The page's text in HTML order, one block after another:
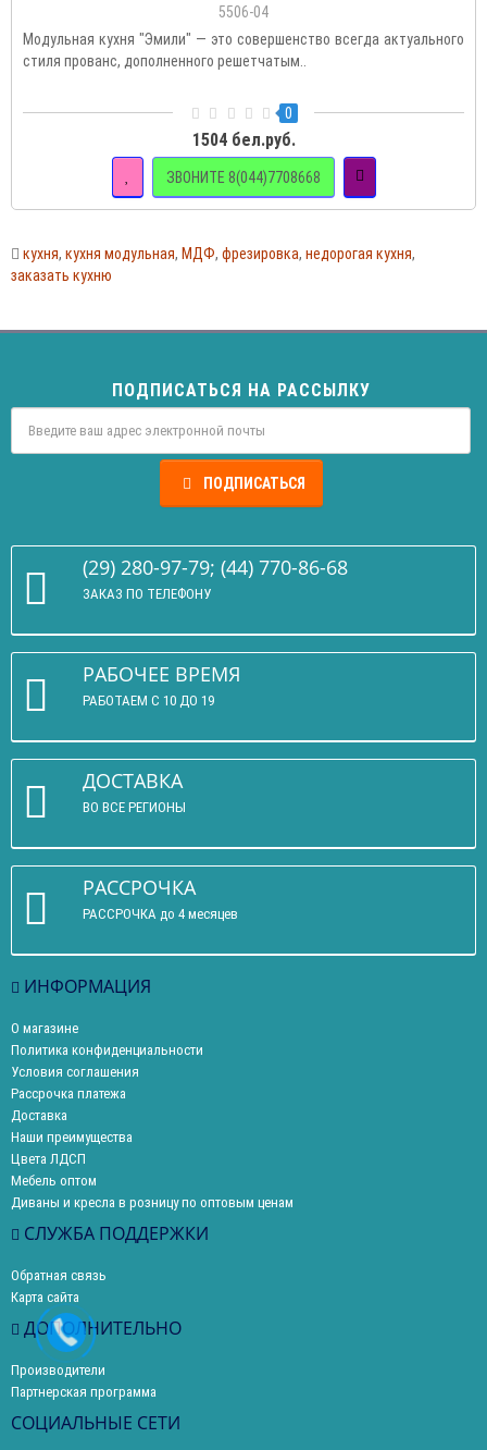
5506-04
Модульная кухня "Эмили" — это совершенство всегда актуального
стиля прованс, дополненного решетчатым..
0
1504 бел.руб.
ЗВОНИТЕ 8(044)7708668
кухня, кухня модульная, МДФ, фрезировка, недорогая кухня,
заказать кухню
ПОДПИСАТЬСЯ НА РАССЫЛКУ
ПОДПИСАТЬСЯ
(29) 280-97-79; (44) 770-86-68
ЗАКАЗ ПО ТЕЛЕФОНУ
РАБОЧЕЕ ВРЕМЯ
РАБОТАЕМ С 10 ДО 19
ДОСТАВКА
ВО ВСЕ РЕГИОНЫ
РАССРОЧКА
РАССРОЧКА до 4 месяцев
ИНФОРМАЦИЯ
О магазине
Политика конфиденциальности
Условия соглашения
Рассрочка платежа
Доставка
Наши преимущества
Цвета ЛДСП
Мебель оптом
Диваны и кресла в розницу по оптовым ценам
СЛУЖБА ПОДДЕРЖКИ
Обратная связь
Карта сайта
ДОПОЛНИТЕЛЬНО
Производители
Партнерская программа
СОЦИАЛЬНЫЕ СЕТИ